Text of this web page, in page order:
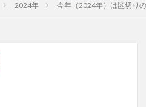
2024年 今年（2024年）は区切り